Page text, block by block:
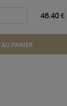
46.40 €
PANIER